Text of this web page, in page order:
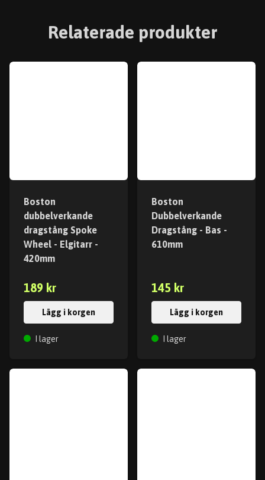
Relaterade produkter
Boston
dubbelverkande
dragstång Spoke
Wheel - Elgitarr -
420mm
189 kr
Lägg i korgen
I lager
Boston
Dubbelverkande
Dragstång - Bas -
610mm
145 kr
Lägg i korgen
I lager